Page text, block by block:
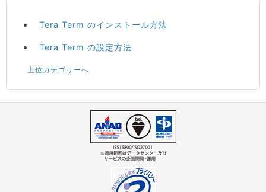
Tera Term のインストール方法
Tera Term の設定方法
上位カテゴリーへ